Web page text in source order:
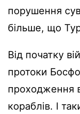
порушення
більше, що
Від початку
протоки
проходження
кораблів. І